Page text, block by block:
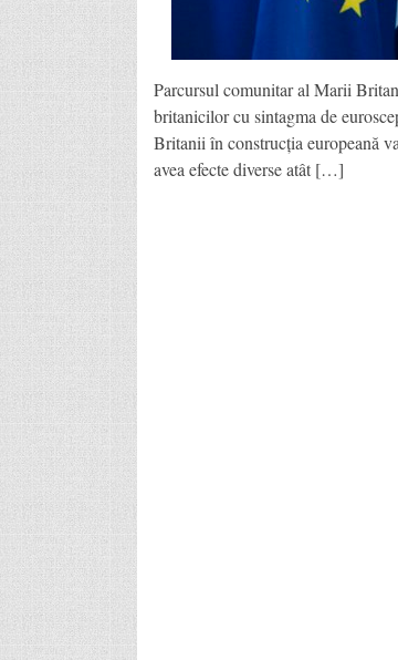
Parcursul comunitar al Marii
britanicilor cu sintagma de
Britanii în construcția europeană
avea efecte diverse atât […]